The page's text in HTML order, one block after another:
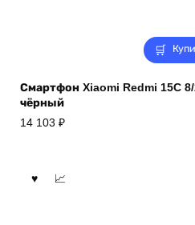
Смартфон Xiaomi Redmi 15C
чёрный
14 103 ₽